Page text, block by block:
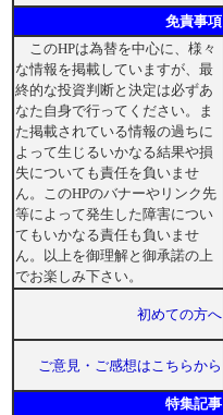
免責事項
このHPは為替を中心に、様々
な情報を掲載していますが、最
終的な投資判断と決定は必ずあ
なた自身で行ってください。ま
た掲載されている情報の過ちに
よって生じるいかなる結果や損
失についても責任を負いませ
ん。このHPのバナーやリンク先
等によって発生した障害につい
てもいかなる責任も負いませ
ん。以上を御理解と御承諾の上
でお楽しみ下さい。
初めての方へ
ご意見・ご感想はこちらから
特集記事